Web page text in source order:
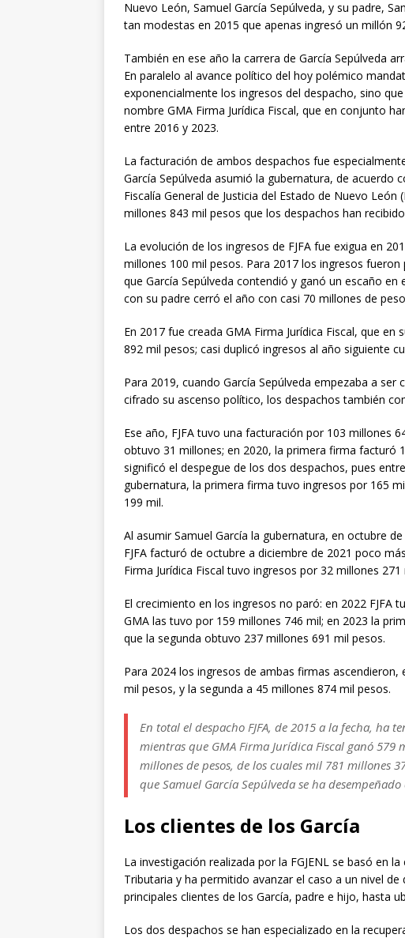
Nuevo León, Samuel García Sepúlveda, y su padre,
tan modestas en 2015 que apenas ingresó un millón
También en ese año la carrera de García Sepúlveda
En paralelo al avance político del hoy polémico
exponencialmente los ingresos del despacho, sino
nombre GMA Firma Jurídica Fiscal, que en conjunto
entre 2016 y 2023.
La facturación de ambos despachos fue
García Sepúlveda asumió la gubernatura, de acuerdo
Fiscalía General de Justicia del Estado de Nuevo
millones 843 mil pesos que los despachos han
La evolución de los ingresos de FJFA fue exigua en
millones 100 mil pesos. Para 2017 los ingresos
que García Sepúlveda contendió y ganó un escaño
con su padre cerró el año con casi 70 millones de
En 2017 fue creada GMA Firma Jurídica Fiscal, que
892 mil pesos; casi duplicó ingresos al año siguiente
Para 2019, cuando García Sepúlveda empezaba a
cifrado su ascenso político, los despachos también
Ese año, FJFA tuvo una facturación por 103 millones
obtuvo 31 millones; en 2020, la primera firma facturó
significó el despegue de los dos despachos, pues
gubernatura, la primera firma tuvo ingresos por 165
199 mil.
Al asumir Samuel García la gubernatura, en octubre
FJFA facturó de octubre a diciembre de 2021 poco
Firma Jurídica Fiscal tuvo ingresos por 32 millones 271
El crecimiento en los ingresos no paró: en 2022 FJFA
GMA las tuvo por 159 millones 746 mil; en 2023 la
que la segunda obtuvo 237 millones 691 mil pesos.
Para 2024 los ingresos de ambas firmas
mil pesos, y la segunda a 45 millones 874 mil pesos.
En total el despacho FJFA, de 2015 a la fecha, ha
mientras que GMA Firma Jurídica Fiscal ganó
millones de pesos, de los cuales mil 781 millones
que Samuel García Sepúlveda se ha
Los clientes de los García
La investigación realizada por la FGJENL se basó en
Tributaria y ha permitido avanzar el caso a un nivel
principales clientes de los García, padre e hijo, hasta
Los dos despachos se han especializado en la